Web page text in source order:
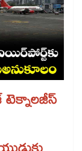
టెక్నాలజీస్​